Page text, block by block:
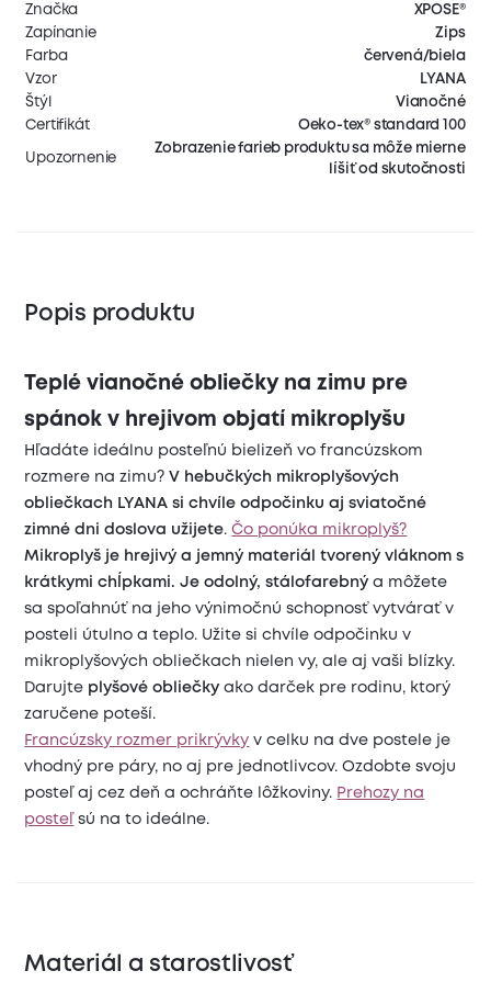
Značka
XPOSE®
Zapínanie
Zips
Farba
červená/biela
Vzor
LYANA
Štýl
Vianočné
Certifikát
Oeko-tex® standard 100
Upozornenie
Zobrazenie farieb produktu sa môže mierne
líšiť od skutočnosti
Popis produktu
Teplé vianočné obliečky na zimu pre
spánok v hrejivom objatí mikroplyšu
Hľadáte ideálnu posteľnú bielizeň vo francúzskom
rozmere na zimu?V hebučkých mikroplyšových
obliečkach LYANA si chvíle odpočinku aj sviatočné
zimné dni doslova užijete.Čo ponúka mikroplyš?
Mikroplyš je hrejivý a jemný materiál tvorený vláknom s
krátkymi chĺpkami. Je odolný, stálofarebný a môžete
sa spoľahnúť na jeho výnimočnú schopnosť vytvárať v
posteli útulno a teplo. Užite si chvíle odpočinku v
mikroplyšových obliečkach nielen vy, ale aj vaši blízky.
Darujte plyšové obliečky ako darček pre rodinu, ktorý
zaručene poteší.
Francúzsky rozmer prikrývky v celku na dve postele je
vhodný pre páry, no aj pre jednotlivcov. Ozdobte svoju
posteľ aj cez deň a ochráňte lôžkoviny. Prehozy na
posteľ sú na to ideálne.
Materiál a starostlivosť